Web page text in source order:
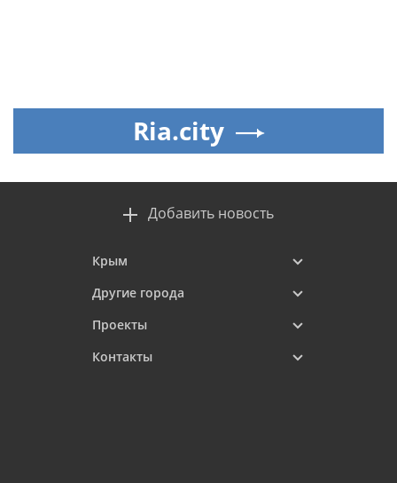
Ria.city
Добавить новость
Крым
Другие города
Проекты
Контакты